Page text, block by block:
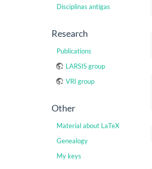
Disciplinas antigas
Research
Publications
LARSIS group
VRI group
Other
Material about LaTeX
Genealogy
My keys